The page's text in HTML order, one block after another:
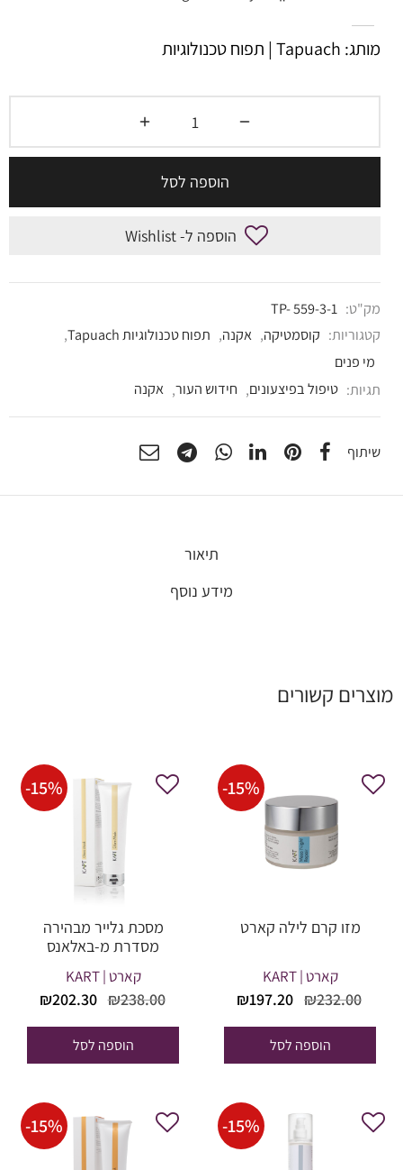
מותג: Tapuach | תפוח טכנולוגיות
הוספה לסל
הוספה ל- Wishlist
מק"ט: TP- 559-3-1
קטגוריות: קוסמטיקה, אקנה, תפוח טכנולוגיות Tapuach
,
מי פנים
תגיות: טיפול בפיצעונים, חידוש העור, אקנה
שיתוף
תיאור
מידע נוסף
מוצרים קשורים
-15%
מזו קרם לילה קארט
קארט | KART
₪232.00
המחיר
היה:
₪232.00.
₪197.20
הוספה לסל
-15%
מסכת גלייר מבהירה
מסדרת מ-באלאנס
קארט | KART
₪238.00
המחיר
היה:
₪238.00.
₪202.30
הוספה לסל
-15%
-15%